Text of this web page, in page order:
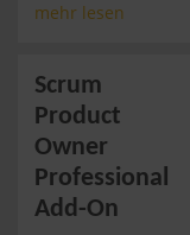
mehr lesen
Scrum
Product
Owner
Professional
Add-On